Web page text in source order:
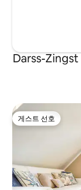
Darss-
게스트 선호
게스트 선호